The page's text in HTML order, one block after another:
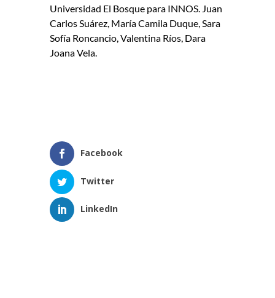
Universidad El Bosque para INNOS. Juan
Carlos Suárez, María Camila Duque, Sara
Sofía Roncancio, Valentina Ríos, Dara
Joana Vela.
Facebook
Twitter
LinkedIn